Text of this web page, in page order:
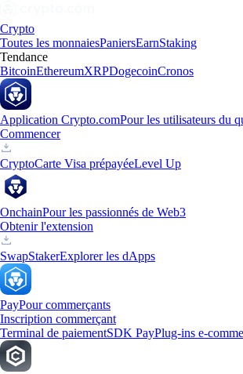
Crypto
Toutes les monnaiesPaniersEarnStaking
Tendance
BitcoinEthereumXRPDogecoinCronos
Application Crypto.comPour les utilisateurs du
Commencer
CryptoCarte Visa prépayéeLevel Up
OnchainPour les passionnés de Web3
Obtenir l'extension
SwapStakerExplorer les dApps
PayPour commerçants
Inscription commerçant
Terminal de paiementSDK PayPlug-ins e-